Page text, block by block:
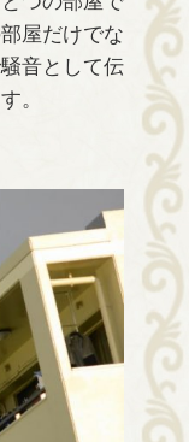
屋だけでな
音として伝
。